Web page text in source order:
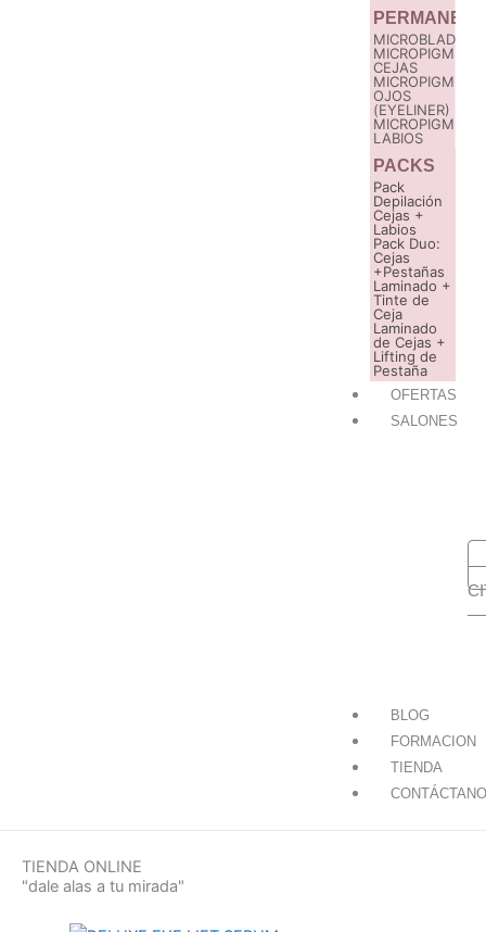
MICROBLADING
CEJAS
OJOS
(EYELINER)
LABIOS
PACKS
Pack
Depilación
Cejas +
Labios
Pack Duo:
Cejas
+Pestañas
Laminado +
Tinte de
Ceja
Laminado
de Cejas +
Lifting de
Pestaña
OFERTAS
SALONES
BLOG
FORMACION
TIENDA
TIENDA ONLINE
"dale alas a tu mirada"